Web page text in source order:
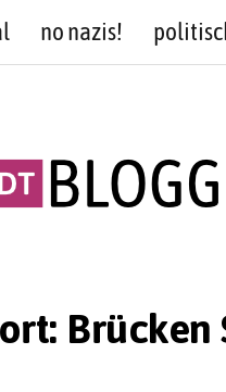
no nazis!
Brücken